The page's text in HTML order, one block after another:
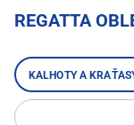
REGATTA
KALHOTY A